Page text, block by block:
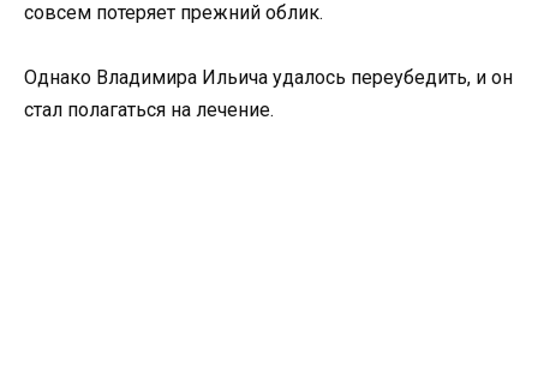
совсем потеряет прежний облик.
Однако Владимира Ильича удалось переубедить, и он
стал полагаться на лечение.